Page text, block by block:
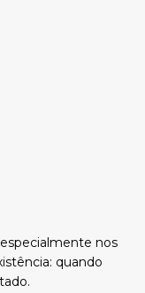
nos
quando